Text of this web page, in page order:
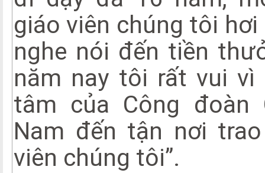
giáo viên chúng tôi
nghe nói đến tiền
năm nay tôi rất vui
tâm của Công đoàn
Nam đến tận nơi
viên chúng tôi”.